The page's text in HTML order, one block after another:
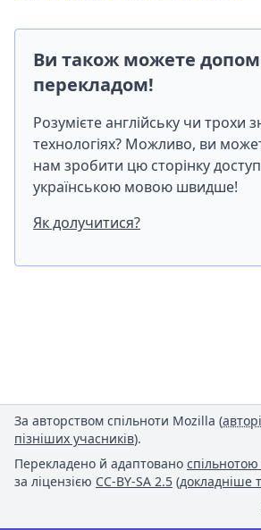
Ви також можете
перекладом!
Розумієте англійську чи трохи
технологіях? Можливо, ви
нам зробити цю сторінку
українською мовою швидше!
Як долучитися?
За авторством спільноти Mozilla (
пізніших учасників).
Перекладено й адаптовано
за ліцензією CC-BY-SA 2.5 (докладніше